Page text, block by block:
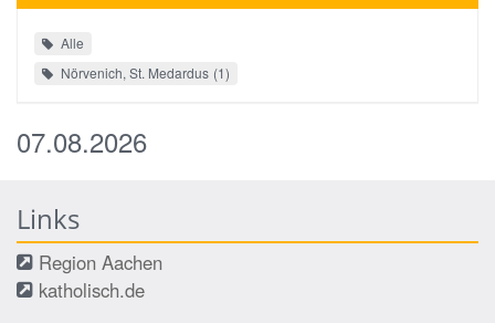
Alle
Nörvenich, St. Medardus 1
07.08.2026
Links
Region Aachen
katholisch.de